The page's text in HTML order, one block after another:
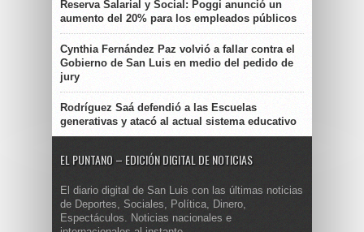
Reserva Salarial y Social: Poggi anunció un
aumento del 20% para los empleados públicos
Cynthia Fernández Paz volvió a fallar contra el
Gobierno de San Luis en medio del pedido de
jury
Rodríguez Saá defendió a las Escuelas
generativas y atacó al actual sistema educativo
EL PUNTANO – EDICIÓN DIGITAL DE NOTICIAS
El diario digital de San Luis con las últimas noticias
de Deportes, Sociales, Política, Dinero,
Espectáculos. Noticias nacionales e